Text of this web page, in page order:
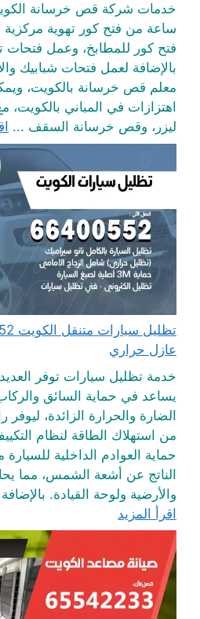
ساعة من فتح كور تهوية مركزية
فتح كور للمطابخ، وعمل فتحات
بالإضافة لعمل فتحات شبابيك
معلم قص خرسانة بالكويت،
اهتزازات في المباني
ليزر، وقص خرسانة السقف ...
عازل حراري
خدمة تظليل سيارات توفر
يساعد في حماية السائق
الضارة والحرارة الزائدة، ليوفر
من استهلاك الطاقة لنظام
حماية العوادم الداخلية
الناتج عن أشعة الشمس، مما
والأرضية ولوحة القيادة.
اقرأ المزيد